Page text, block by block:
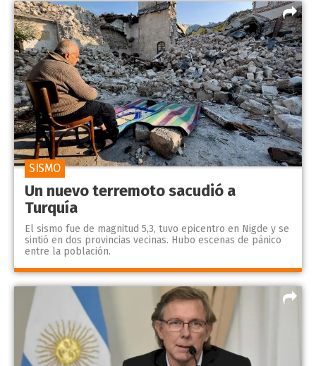
Un nuevo terremoto sacudió a
Turquía
El sismo fue de magnitud 5,3, tuvo epicentro en Nigde y se
sintió en dos provincias vecinas. Hubo escenas de pánico
entre la población.
SISMO